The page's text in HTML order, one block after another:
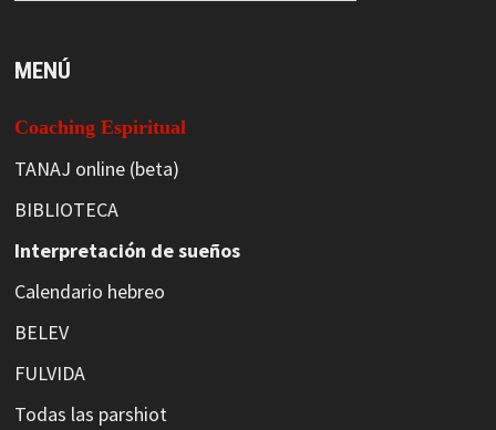
MENÚ
Coaching Espiritual
TANAJ online (beta)
BIBLIOTECA
Interpretación de sueños
Calendario hebreo
BELEV
FULVIDA
Todas las parshiot